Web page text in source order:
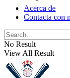
Acerca de
Contacta con
No Result
View All Result